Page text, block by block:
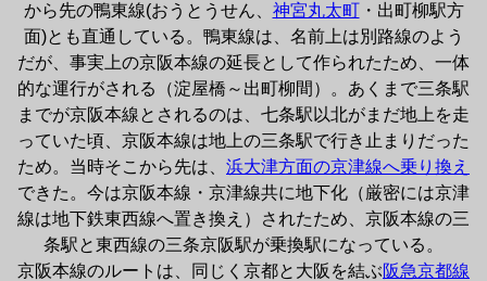
から先の鴨東線(おうとうせん、 神宮丸太町・出町柳駅方
面)とも直通している。鴨東線は、名前上は別路線のよう
だが、事実上の京阪本線の延長として作られたため、一体
的な運行がされる（淀屋橋～出町柳間）。あくまで三条駅
までが京阪本線とされるのは、七条駅以北がまだ地上を走
っていた頃、京阪本線は地上の三条駅で行き止まりだった
ため。当時そこから先は、 浜大津方面の京津線へ乗り換え
できた。今は京阪本線・京津線共に地下化（厳密には京津
線は地下鉄東西線へ置き換え）されたため、京阪本線の三
条駅と東西線の三条京阪駅が乗換駅になっている。
京阪本線のルートは、同じく京都と大阪を結ぶ阪急京都線